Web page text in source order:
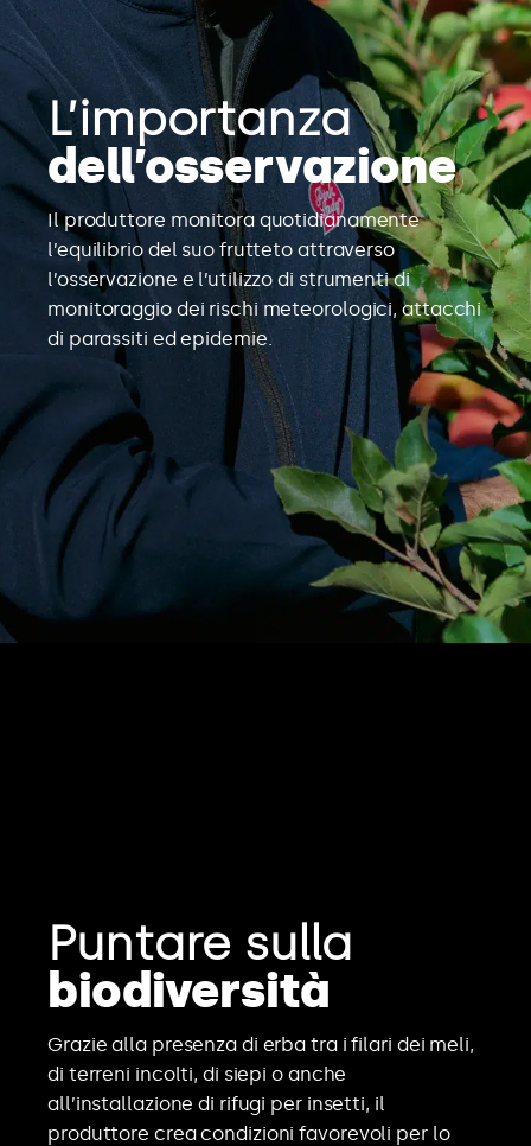
L’importanza
dell’osservazione
Il produttore monitora quotidianamente
l’equilibrio del suo frutteto attraverso
l’osservazione e l’utilizzo di strumenti di
monitoraggio dei rischi meteorologici, attacchi
di parassiti ed epidemie.
Puntare sulla
biodiversità
Grazie alla presenza di erba tra i filari dei meli,
di terreni incolti, di siepi o anche
all’installazione di rifugi per insetti, il
produttore crea condizioni favorevoli per lo